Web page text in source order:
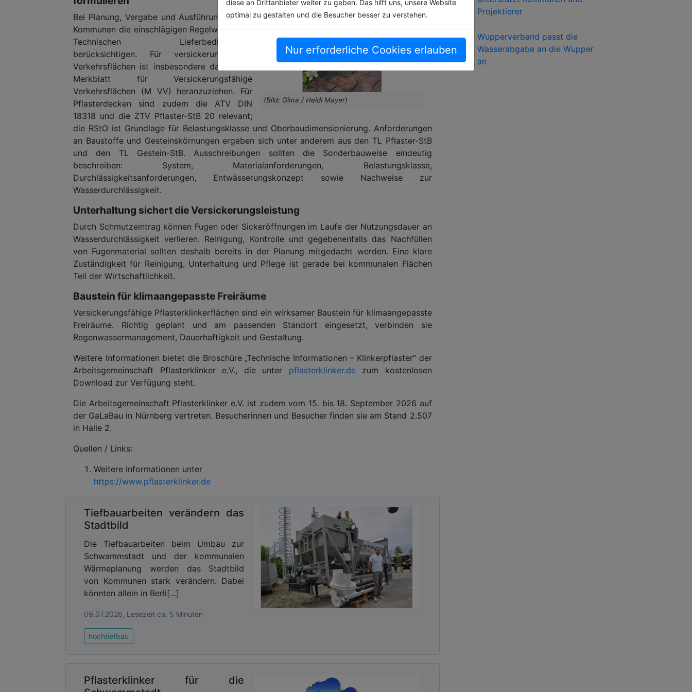
diese an Drittanbieter weiter zu geben. Das hilft uns, unsere Website
optimal zu gestalten und die Besucher besser zu verstehen.
Nur erforderliche Cookies erlauben
(Bild: Gima / Heidi Mayer)
Bei Planung, Vergabe und Ausführung sollten
Kommunen die einschlägigen Regelwerke und
Technischen Lieferbedingungen
berücksichtigen. Für versickerungsfähige
Verkehrsflächen ist insbesondere das FGSV-
Merkblatt für Versickerungsfähige
Verkehrsflächen (M VV) heranzuziehen. Für
Pflasterdecken sind zudem die ATV DIN
18318 und die ZTV Pflaster-StB 20 relevant;
die RStO ist Grundlage für Belastungsklasse und Oberbaudimensionierung. Anforderungen
an Baustoffe und Gesteinskörnungen ergeben sich unter anderem aus den TL Pflaster-StB
und den TL Gestein-StB. Ausschreibungen sollten die Sonderbauweise eindeutig
beschreiben: System, Materialanforderungen, Belastungsklasse,
Durchlässigkeitsanforderungen, Entwässerungskonzept sowie Nachweise zur
Wasserdurchlässigkeit.
Unterhaltung sichert die Versickerungsleistung
Durch Schmutzeintrag können Fugen oder Sickeröffnungen im Laufe der Nutzungsdauer an
Wasserdurchlässigkeit verlieren. Reinigung, Kontrolle und gegebenenfalls das Nachfüllen
von Fugenmaterial sollten deshalb bereits in der Planung mitgedacht werden. Eine klare
Zuständigkeit für Reinigung, Unterhaltung und Pflege ist gerade bei kommunalen Flächen
Teil der Wirtschaftlichkeit.
Baustein für klimaangepasste Freiräume
Versickerungsfähige Pflasterklinkerflächen sind ein wirksamer Baustein für klimaangepasste
Freiräume. Richtig geplant und am passenden Standort eingesetzt, verbinden sie
Regenwassermanagement, Dauerhaftigkeit und Gestaltung.
Weitere Informationen bietet die Broschüre „Technische Informationen – Klinkerpflaster“ der
Arbeitsgemeinschaft Pflasterklinker e.V., die unter pflasterklinker.dezum kostenlosen
Download zur Verfügung steht.
Die Arbeitsgemeinschaft Pflasterklinker e.V. ist zudem vom 15. bis 18. September 2026 auf
der GaLaBau in Nürnberg vertreten. Besucherinnen und Besucher finden sie am Stand 2.507
in Halle 2.
Quellen / Links:
Weitere Informationen unter
https://www.pflasterklinker.de
Tiefbauarbeiten verändern das
Stadtbild
Die Tiefbauarbeiten beim Umbau zur
Schwammstadt und der kommunalen
Wärmeplanung werden das Stadtbild
von Kommunen stark verändern. Dabei
könnten allein in Berli[...]
09.07.2026, Lesezeit ca. 5 Minuten
hochtiefbau
Pflasterklinker für die
Projektierer
Wupperverband passt die
Wasserabgabe an die Wupper
an